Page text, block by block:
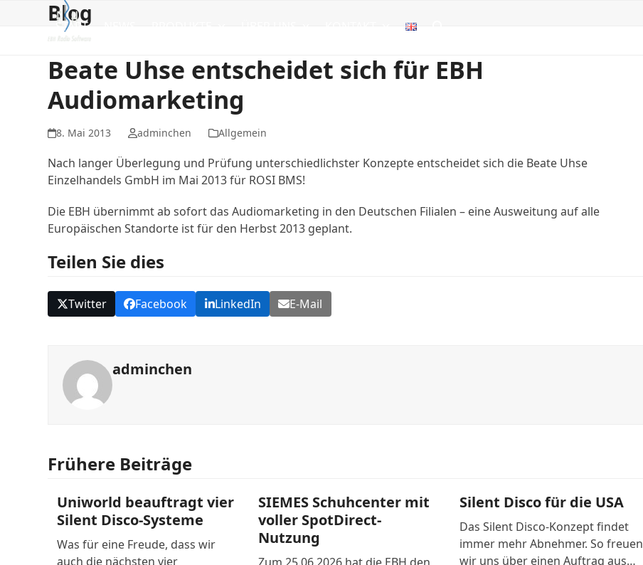
START
Blog
Beate Uhse entscheidet sich für EBH
Audiomarketing
8. Mai 2013 adminchen Allgemein
Nach langer Überlegung und Prüfung unterschiedlichster Konzepte entscheidet sich die Beate Uhse
Einzelhandels GmbH im Mai 2013 für ROSI BMS!
Die EBH übernimmt ab sofort das Audiomarketing in den Deutschen Filialen – eine Ausweitung auf alle
Europäischen Standorte ist für den Herbst 2013 geplant.
Teilen Sie dies
Twitter Facebook LinkedIn E-Mail
adminchen
Frühere Beiträge
Uniworld beauftragt vier
Silent Disco-Systeme
Was für eine Freude, dass wir
auch die nächsten vier
SIEMES Schuhcenter mit
voller SpotDirect-
Nutzung
Silent Disco für die USA
Das Silent Disco-Konzept findet
immer mehr Abnehmer. So freuen
wir uns über einen Auftrag aus…